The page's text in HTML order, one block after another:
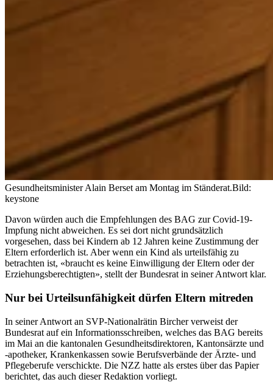
Gesundheitsminister Alain Berset am Montag im Ständerat.Bild:
keystone
Davon würden auch die Empfehlungen des BAG zur Covid-19-
Impfung nicht abweichen. Es sei dort nicht grundsätzlich
vorgesehen, dass bei Kindern ab 12 Jahren keine Zustimmung der
Eltern erforderlich ist. Aber wenn ein Kind als urteilsfähig zu
betrachten ist, «braucht es keine Einwilligung der Eltern oder der
Erziehungsberechtigten», stellt der Bundesrat in seiner Antwort klar.
Nur bei Urteilsunfähigkeit dürfen Eltern mitreden
In seiner Antwort an SVP-Nationalrätin Bircher verweist der
Bundesrat auf ein Informationsschreiben, welches das BAG bereits
im Mai an die kantonalen Gesundheitsdirektoren, Kantonsärzte und
-apotheker, Krankenkassen sowie Berufsverbände der Ärzte- und
Pflegeberufe verschickte. Die NZZ hatte als erstes über das Papier
berichtet, das auch dieser Redaktion vorliegt.